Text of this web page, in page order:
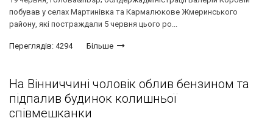
побував у селах Мартинівка та Кармалюкове Жмеринського
району, які постраждали 5 червня цього ро...
Переглядів: 4294 Більше
На Вінниччині чоловік облив бензином та
підпалив будинок колишньої
співмешканки